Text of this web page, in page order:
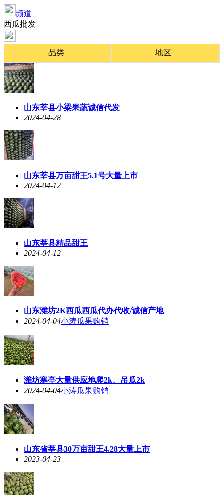
频道
西瓜批发
品类 地区
山东莘县小梁果蔬诚信代发
2024-04-28
山东莘县万亩甜王5.1号大量上市
2024-04-12
山东莘县精品甜王
2024-04-12
山东潍坊2K西瓜西瓜代办代收/诚信产地
2024-04-04小涛瓜果购销
潍坊寒亭大量供应地爬2k、吊瓜2k
2024-04-04小涛瓜果购销
山东省莘县30万亩甜王4.28大量上市
2023-04-23